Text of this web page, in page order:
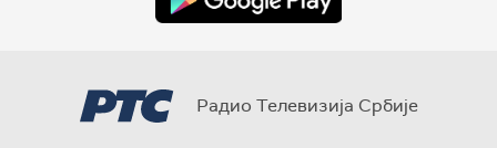
Радио Телевизија Србије